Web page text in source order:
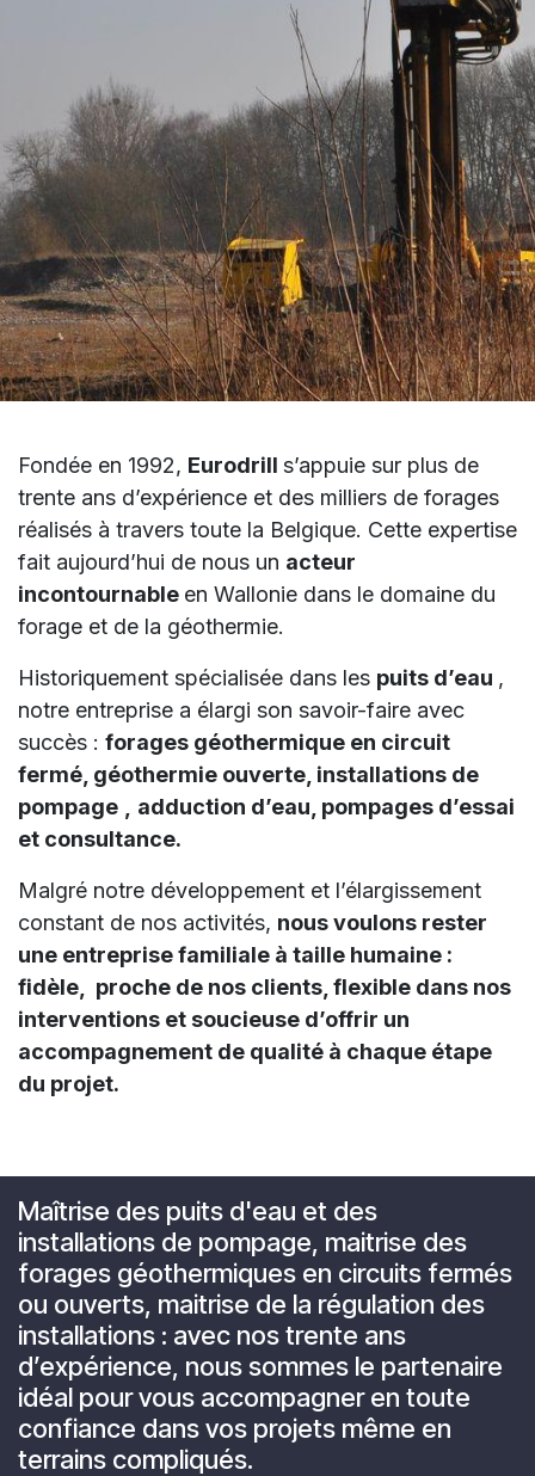
Fondée en 1992, Eurodrill s’appuie sur plus de
trente ans d’expérience et des milliers de forages
réalisés à travers toute la Belgique. Cette expertise
fait aujourd’hui de nous un acteur
incontournable en Wallonie dans le domaine du
forage et de la géothermie.
Historiquement spécialisée dans les puits d’eau ,
notre entreprise a élargi son savoir-faire avec
succès : forages géothermique en circuit
fermé, géothermie ouverte, installations de
pompage
adduction d’eau, pompages d’essai
et consultance.
Malgré notre développement et l’élargissement
constant de nos activités, nous voulons rester
une entreprise familiale à taille humaine :
fidèle, proche de nos clients, flexible dans nos
interventions et soucieuse d’offrir un
accompagnement de qualité à chaque étape
du projet.
Maîtrise des puits d'eau et des
installations de pompage, maitrise des
forages géothermiques en circuits fermés
ou ouverts, maitrise de la régulation des
installations : avec nos trente ans
d’expérience, nous sommes le partenaire
idéal pour vous accompagner en toute
confiance dans vos projets même en
terrains compliqués.